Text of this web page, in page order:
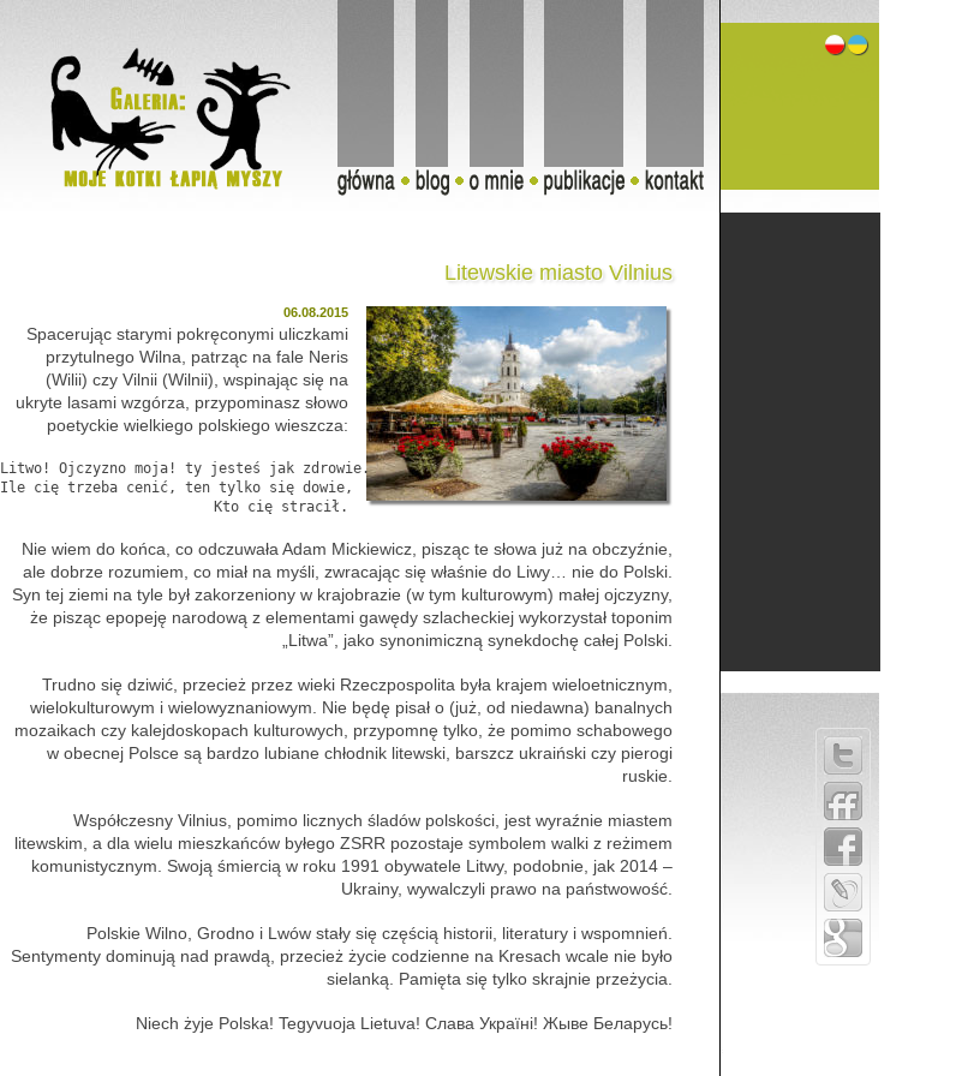
Litewskie miasto Vilnius
06.08.2015
Spacerując starymi pokręconymi uliczkami
przytulnego Wilna, patrząc na fale Neris
(Wilii) czy Vilnii (Wilnii), wspinając się na
ukryte lasami wzgórza, przypominasz słowo
poetyckie wielkiego polskiego wieszcza:
Litwo! Ojczyzno moja! ty jesteś jak zdrowie.
Ile cię trzeba cenić, ten tylko się dowie,
Nie wiem do końca, co odczuwała Adam Mickiewicz, pisząc te słowa już na obczyźnie,
ale dobrze rozumiem, co miał na myśli, zwracając się właśnie do Liwy… nie do Polski.
Syn tej ziemi na tyle był zakorzeniony w krajobrazie (w tym kulturowym) małej ojczyzny,
że pisząc epopeję narodową z elementami gawędy szlacheckiej wykorzystał toponim
„Litwa”, jako synonimiczną synekdochę całej Polski.
Trudno się dziwić, przecież przez wieki Rzeczpospolita była krajem wieloetnicznym,
wielokulturowym i wielowyznaniowym. Nie będę pisał o (już, od niedawna) banalnych
mozaikach czy kalejdoskopach kulturowych, przypomnę tylko, że pomimo schabowego
w obecnej Polsce są bardzo lubiane chłodnik litewski, barszcz ukraiński czy pierogi
ruskie.
Współczesny Vilnius, pomimo licznych śladów polskości, jest wyraźnie miastem
litewskim, a dla wielu mieszkańców byłego ZSRR pozostaje symbolem walki z reżimem
komunistycznym. Swoją śmiercią w roku 1991 obywatele Litwy, podobnie, jak 2014 –
Ukrainy, wywalczyli prawo na państwowość.
Polskie Wilno, Grodno i Lwów stały się częścią historii, literatury i wspomnień.
Sentymenty dominują nad prawdą, przecież życie codzienne na Kresach wcale nie było
sielanką. Pamięta się tylko skrajnie przeżycia.
Niech żyje Polska! Tegyvuoja Lietuva! Слава Україні! Жыве Беларусь!